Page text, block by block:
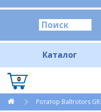
Каталог
0
Ротатор Baltrotors